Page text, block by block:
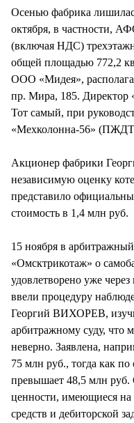
Осенью фабрика
октября, в частности,
(включая НДС)
общей площадью 772,2
ООО «Мидея»,
пр. Мира, 185.
Тот самый, при
«Мехколонна-56»
Акционер фабрики
независимую оценку
представило
стоимость в 1,4 млн руб.
15 ноября в
«Омсктрикотаж» о
удовлетворено уже
ввели процедуру
Георгий ВИХОРЕВ,
арбитражному суду, что
неверно. Заявлена,
75 млн руб., тогда как
превышает 48,5 млн руб.
ценности, имеющиеся на
средств и дебиторской